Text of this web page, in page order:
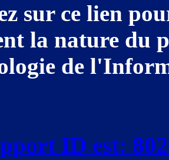
sur ce lien
la nature du
de
ID est: